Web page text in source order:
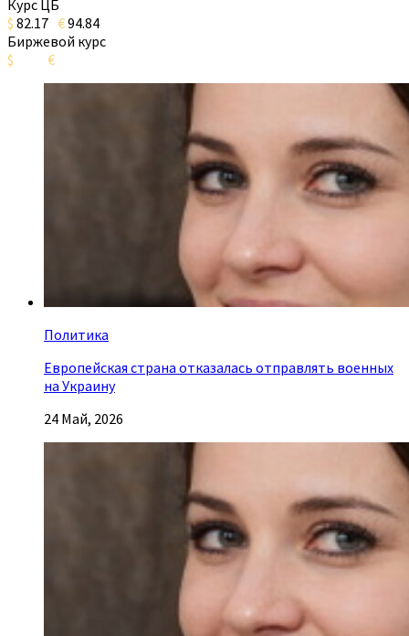
Курс ЦБ
$ 82.17 €94.84
Биржевой курс
$
€
Политика
Европейская страна отказалась отправлять военных
на Украину
24 Май, 2026